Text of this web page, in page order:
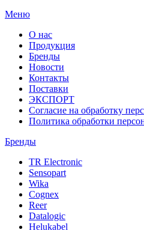
Меню
О нас
Продукция
Бренды
Новости
Контакты
Поставки
ЭКСПОРТ
Согласие на обработку
Политика обработки
Бренды
TR Electronic
Sensopart
Wika
Cognex
Reer
Datalogic
Helukabel